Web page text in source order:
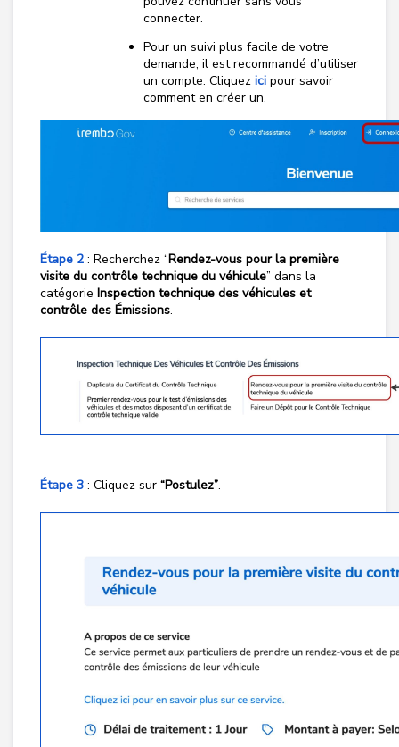
connecter.
Pour un suivi plus facile de votre
demande, il est recommandé d’utiliser
un compte. Cliquez ici pour savoir
comment en créer un.
Étape 2 : Recherchez “Rendez-vous pour la première
visite du contrôle technique du véhicule” dans la
catégorie Inspection technique des véhicules et
contrôle des Émissions.
Étape 3 : Cliquez sur “Postulez”.